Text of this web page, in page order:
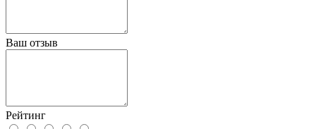
Ваш отзыв
Рейтинг